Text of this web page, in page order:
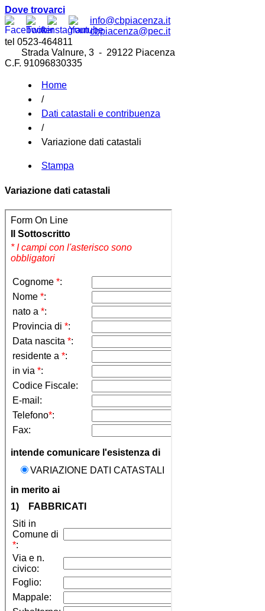
Dove trovarci
info@cbpiacenza.it
cbpiacenza@pec.it
tel 0523-464811
Strada Valnure, 3 - 29122 Piacenza
C.F. 91096830335
Home
/
Dati catastali e contribuenza
/
Variazione dati catastali
Stampa
Variazione dati catastali